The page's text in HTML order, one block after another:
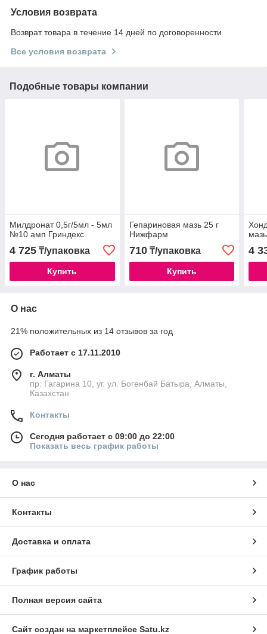
Условия возврата
Возврат товара в течение 14 дней по договоренности
Все условия возврата
Подобные товары компании
Милдронат 0,5г/5мл - 5мл
№10 амп Гриндекс
4 725 ₸/упаковка
Купить
Гепариновая мазь 25 г
Нижфарм
710₸/упаковка
Купить
мазь
4
О нас
21% положительных из 14 отзывов за год
Работает с 17.11.2010
г. Алматы
пр. Гагарина 10, уг. ул. Богенбай Батыра, Алматы,
Казахстан
Контакты
Сегодня работает с 09:00 до 22:00
Показать весь график работы
О нас
Контакты
Доставка и оплата
График работы
Полная версия сайта
Сайт создан на маркетплейсе Satu.kz